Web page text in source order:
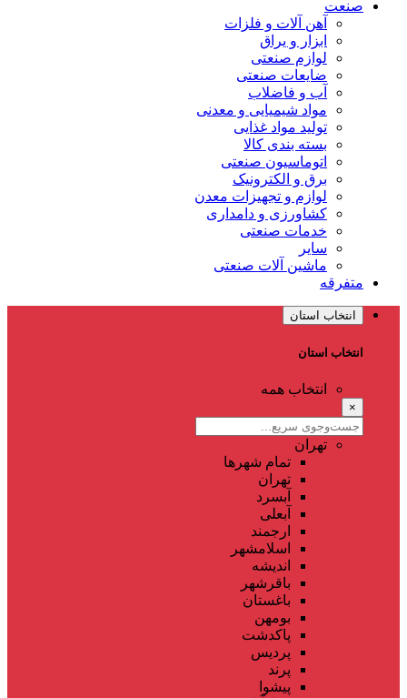
صنعت
آهن آلات و فلزات
ابزار و یراق
لوازم صنعتی
ضایعات صنعتی
آب و فاضلاب
مواد شیمیایی و معدنی
تولید مواد غذایی
بسته بندی کالا
اتوماسیون صنعتی
برق و الکترونیک
لوازم و تجهیزات معدن
کشاورزی و دامداری
خدمات صنعتی
سایر
ماشین آلات صنعتی
متفرقه
انتخاب استان
انتخاب استان
انتخاب همه
×
تهران
تمام شهر‌ها
تهران
آبسرد
آبعلی
ارجمند
اسلامشهر
اندیشه
باقرشهر
باغستان
بومهن
پاکدشت
پردیس
پرند
پیشوا